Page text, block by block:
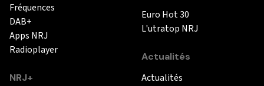
Fréquences
DAB+
Apps NRJ
Radioplayer
NRJ+
Euro Hot 30
L'utratop NRJ
Actualités
Actualités